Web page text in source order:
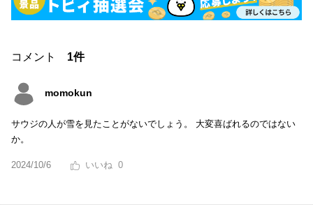
コメント 1件
momokun
サウジの人が雪を見たことがないでしょう。 大変喜ばれるのではない
か。
2024/10/6 0